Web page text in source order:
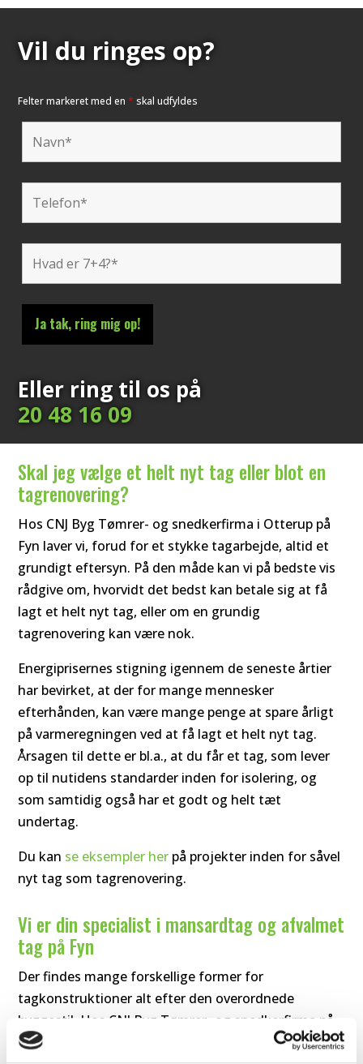
Vil du ringes op?
Felter markeret med en* skal udfyldes
Eller ring til os på
20 48 16 09
Skal jeg vælge et helt nyt tag eller blot en
tagrenovering?
Hos CNJ Byg Tømrer- og snedkerfirma i Otterup på
Fyn laver vi, forud for et stykke tagarbejde, altid et
grundigt eftersyn. På den måde kan vi på bedste vis
rådgive om, hvorvidt det bedst kan betale sig at få
lagt et helt nyt tag, eller om en grundig
tagrenovering kan være nok.
Energiprisernes stigning igennem de seneste årtier
har bevirket, at der for mange mennesker
efterhånden, kan være mange penge at spare årligt
på varmeregningen ved at få lagt et helt nyt tag.
Årsagen til dette er bl.a., at du får et tag, som lever
op til nutidens standarder inden for isolering, og
som samtidig også har et godt og helt tæt
undertag.
Du kan se eksempler her på projekter inden for såvel
nyt tag som tagrenovering.
Vi er din specialist i mansardtag og afvalmet
tag på Fyn
Der findes mange forskellige former for
tagkonstruktioner alt efter den overordnede
byggestil. Hos CNJ Byg Tømrer- og snedkerfirma på
Fyn er vi specialister i opgaver med bl.a. mansardtag